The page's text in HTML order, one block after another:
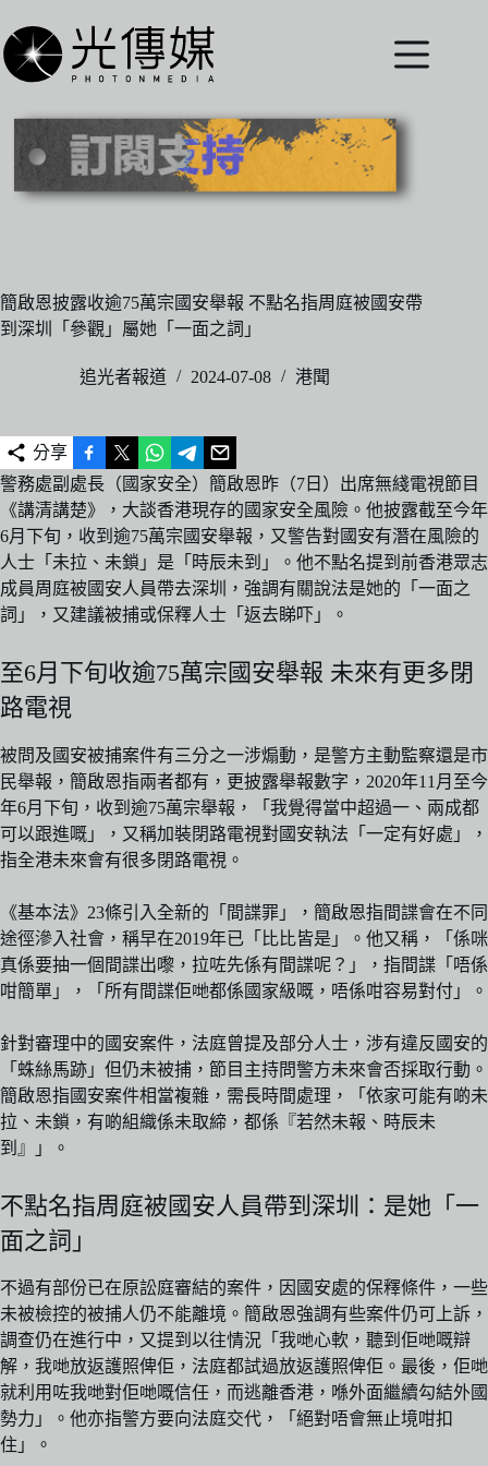
至
主
內
簡啟恩披露收逾75萬宗國安舉報 不點名指周庭被國安帶
到深圳「參觀」屬她「一面之詞」
追光者報道 2024-07-08 港聞
分享
警務處副處長（國家安全）簡啟恩昨（7日）出席無綫電視節目
《講清講楚》，大談香港現存的國家安全風險。他披露截至今年
6月下旬，收到逾75萬宗國安舉報，又警告對國安有潛在風險的
人士「未拉、未鎖」是「時辰未到」。他不點名提到前香港眾志
成員周庭被國安人員帶去深圳，強調有關說法是她的「一面之
詞」，又建議被捕或保釋人士「返去睇吓」。
至6月下旬收逾75萬宗國安舉報 未來有更多閉
路電視
被問及國安被捕案件有三分之一涉煽動，是警方主動監察還是市
民舉報，簡啟恩指兩者都有，更披露舉報數字，2020年11月至今
年6月下旬，收到逾75萬宗舉報，「我覺得當中超過一、兩成都
可以跟進嘅」，又稱加裝閉路電視對國安執法「一定有好處」，
指全港未來會有很多閉路電視。
《基本法》23條引入全新的「間諜罪」，簡啟恩指間諜會在不同
途徑滲入社會，稱早在2019年已「比比皆是」。他又稱，「係咪
真係要抽一個間諜出嚟，拉咗先係有間諜呢？」，指間諜「唔係
咁簡單」，「所有間諜佢哋都係國家級嘅，唔係咁容易對付」。
針對審理中的國安案件，法庭曾提及部分人士，涉有違反國安的
「蛛絲馬跡」但仍未被捕，節目主持問警方未來會否採取行動。
簡啟恩指國安案件相當複雜，需長時間處理，「依家可能有啲未
拉、未鎖，有啲組織係未取締，都係『若然未報、時辰未
到』」。
不點名指周庭被國安人員帶到深圳：是她「一
面之詞」
不過有部份已在原訟庭審結的案件，因國安處的保釋條件，一些
未被檢控的被捕人仍不能離境。簡啟恩強調有些案件仍可上訴，
調查仍在進行中，又提到以往情況「我哋心軟，聽到佢哋嘅辯
解，我哋放返護照俾佢，法庭都試過放返護照俾佢。最後，佢哋
就利用咗我哋對佢哋嘅信任，而逃離香港，喺外面繼續勾結外國
勢力」。他亦指警方要向法庭交代，「絕對唔會無止境咁扣
住」。